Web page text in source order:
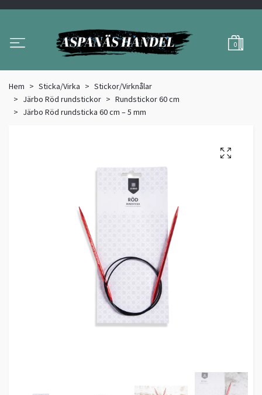
0
Hem Sticka/Virka
Stickor/Virknålar
Järbo Röd rundstickor
Rundstickor 60 cm
Järbo Röd rundsticka 60 cm – 5 mm